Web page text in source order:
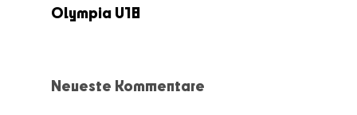
Olympia U18
Neueste Kommentare